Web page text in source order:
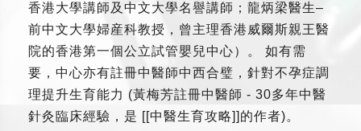
香港大學講師及中文大學名譽講師；龍炳梁醫生–
前中文大學婦産科教授，曾主理香港威爾斯親王醫
院的香港第一個公立試管嬰兒中心）。 如有需
要，中心亦有註冊中醫師中西合璧，針對不孕症調
理提升生育能力 (黃梅芳註冊中醫師 - 30多年中醫
針灸臨床經驗，是 [[中醫生育攻略]]的作者)。